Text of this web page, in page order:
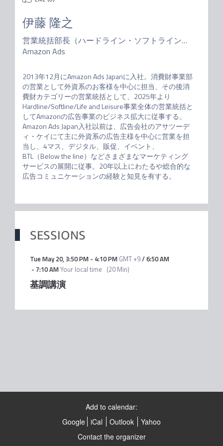
伊藤 隆之
営業統括部長（ハードライン・ソフトライン・ライフ＆レジャー事業部）
Amazon Ads
2013年12月にAmazon Ads Japanに入社。消費財事業部
の営業として外資系のお客様を中心に担当、その後消
費財カテゴリーの営業統括として、2025年より
Hardline/Softline/Life and Leisure事業全体の営業統括と
してAmazonの広告事業のビジネス拡大に従事する。
Amazon Ads Japan入社以前は、広告会社のアサツーデ
ィ・ケイにて主に外資系の広告主様を中心に営業を担
当し、4マス、デジタル、販促、イベント、
BTL（Below the line）などさまざまなマーケティング
サービスの展開に従事。20年以上にわたるや総合的な
広告コミュニケーションの経験と知見を有する。
SESSIONS
Tue May 20,3:50 PM- 4:10 PM GMT +9/6:50 AM
- 7:10 AMYour local time (20 Min)
基調講演
Add to calendar:
Google iCal Outlook
Yahoo
Contact the organizer